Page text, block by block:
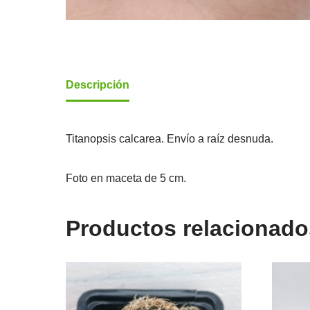
Descripción
Titanopsis calcarea. Envío a raíz desnuda.
Foto en maceta de 5 cm.
Productos